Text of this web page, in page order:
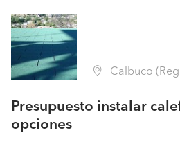
Calbuco (Región X Los
Presupuesto instalar
opciones